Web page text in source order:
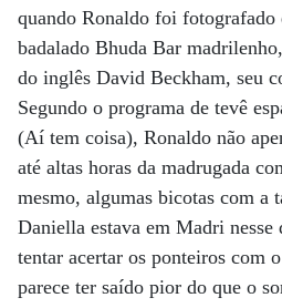
quando Ronaldo foi fotografado
badalado Bhuda Bar
do inglês David Beckham, seu
Segundo o programa de tevê
(Aí tem coisa), Ronaldo não
até altas horas da madrugada
mesmo, algumas bicotas com a
Daniella estava em Madri nesse
tentar acertar os ponteiros com
parece ter saído pior do que o